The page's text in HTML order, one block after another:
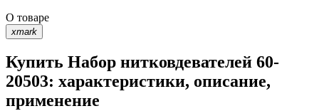
О товаре
xmark
Купить Набор нитковдевателей 60-
20503: характеристики, описание,
применение